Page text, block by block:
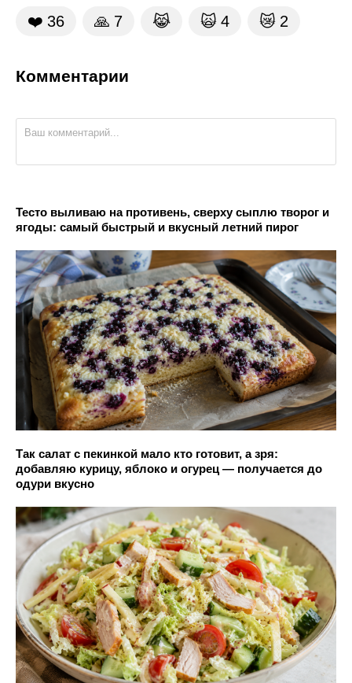
❤️ 36 🙏 7 😹 🙀 4 😿 2
Комментарии
Тесто выливаю на противень, сверху сыплю творог и
ягоды: самый быстрый и вкусный летний пирог
Так салат с пекинкой мало кто готовит, а зря:
добавляю курицу, яблоко и огурец — получается до
одури вкусно